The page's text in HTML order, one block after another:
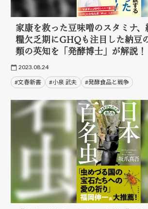
家康を救った豆味噌のスタミナ
糧欠乏期にGHQも注目した納豆
類の英知を「発酵博士」が解説！
2023.08.24
#文春新書 #小泉 武夫 #発酵食品と戦争